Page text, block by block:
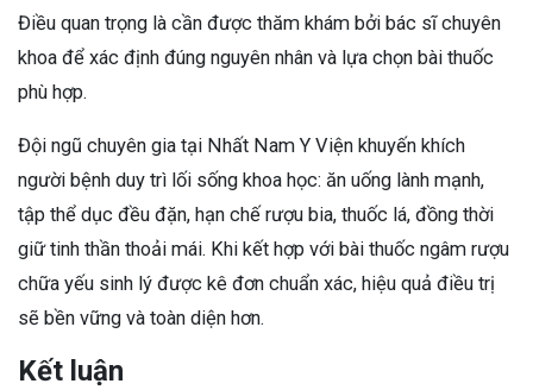
Điều quan trọng là cần được thăm khám bởi bác sĩ chuyên
khoa để xác định đúng nguyên nhân và lựa chọn bài thuốc
phù hợp.
Đội ngũ chuyên gia tại Nhất Nam Y Viện khuyến khích
người bệnh duy trì lối sống khoa học: ăn uống lành mạnh,
tập thể dục đều đặn, hạn chế rượu bia, thuốc lá, đồng thời
giữ tinh thần thoải mái. Khi kết hợp với bài thuốc ngâm rượu
chữa yếu sinh lý được kê đơn chuẩn xác, hiệu quả điều trị
sẽ bền vững và toàn diện hơn.
Kết luận